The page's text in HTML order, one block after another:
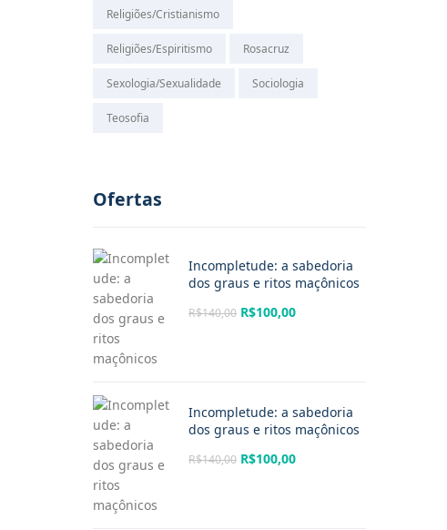
Religiões/Cristianismo
Religiões/Espiritismo Rosacruz
Sexologia/Sexualidade Sociologia
Teosofia
Ofertas
Incompletude: a sabedoria
dos graus e ritos maçônicos
R$140,00 R$100,00
Incompletude: a sabedoria
dos graus e ritos maçônicos
R$140,00 R$100,00